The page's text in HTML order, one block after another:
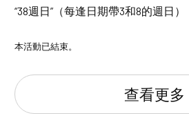
“38週日”（每逢日期帶3和8的週日）
本活動已結束。
查看更多